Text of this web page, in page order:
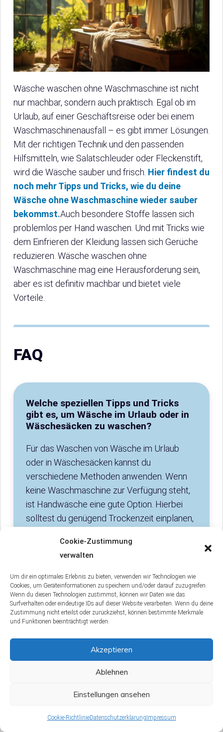
Cookie-Zustimmung
verwalten
Um dir ein optimales Erlebnis zu bieten, verwenden wir Technologien wie
Cookies, um Geräteinformationen zu speichern und/oder darauf zuzugreifen.
Wenn du diesen Technologien zustimmst, können wir Daten wie das
Surfverhalten oder eindeutige IDs auf dieser Website verarbeiten. Wenn du deine
Zustimmung nicht erteilst oder zurückziehst, können bestimmte Merkmale
und Funktionen beeinträchtigt werden.
Akzeptieren
Ablehnen
Einstellungen ansehen
Cookie-RichtlinieDatenschutzerklärung Impressum
Wäsche waschen ohne Waschmaschine ist nicht
nur machbar, sondern auch praktisch. Egal ob im
Urlaub, auf einer Geschäftsreise oder bei einem
Waschmaschinenausfall – es gibt immer Lösungen.
Mit der richtigen Technik und den passenden
Hilfsmitteln, wie Salatschleuder oder Fleckenstift,
wird die Wäsche sauber und frisch. Hier findest du
noch mehr Tipps und Tricks, wie du deine
Wäsche ohne Waschmaschine wieder sauber
bekommst.Auch besondere Stoffe lassen sich
problemlos per Hand waschen. Und mit Tricks wie
dem Einfrieren der Kleidung lassen sich Gerüche
reduzieren. Wäsche waschen ohne
Waschmaschine mag eine Herausforderung sein,
aber es ist definitiv machbar und bietet viele
Vorteile.
FAQ
Welche speziellen Tipps und Tricks
gibt es, um Wäsche im Urlaub oder in
Wäschesäcken zu waschen?
Für das Waschen von Wäsche im Urlaub
oder in Wäschesäcken kannst du
verschiedene Methoden anwenden. Wenn
keine Waschmaschine zur Verfügung steht,
ist Handwäsche eine gute Option. Hierbei
solltest du genügend Trockenzeit einplanen,
eingepackt wird. Überschüssiges Wasser
kannst du aus kleineren Wäschestücken mit
einer Salatschleuder schleudern. Wenn kein
Waschbecken oder keine Dusche zur
Verfügung steht, kannst du Wäsche auch in
wasserdichten Wäschesäcken oder
aus Merinowolle ist besonders atmungsaktiv
reduzieren kann. Dreckige Kleidung sollte
von sauberer Kleidung getrennt werden, um